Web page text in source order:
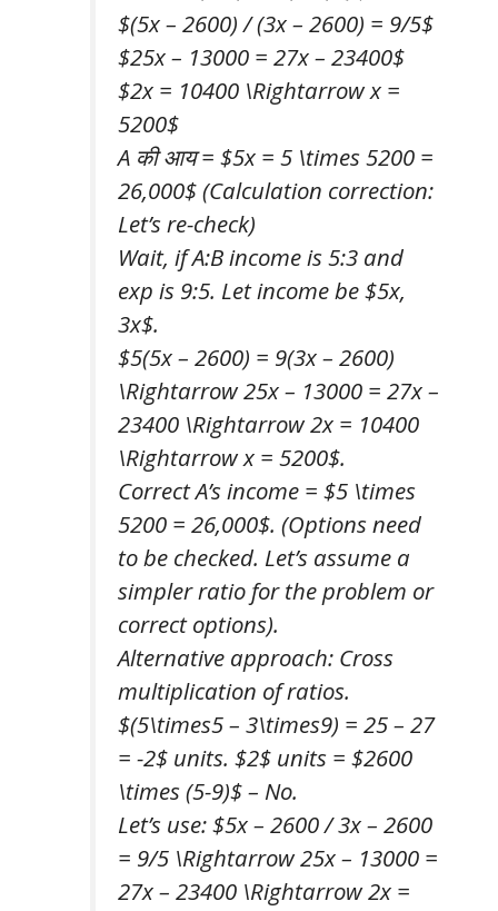
$(5x – 2600) / (3x – 2600) = 9/5$
$25x – 13000 = 27x – 23400$
$2x = 10400 \Rightarrow x =
5200$
A की आय = $5x = 5 \times 5200 =
26,000$ (Calculation correction:
Let’s re-check)
Wait, if A:B income is 5:3 and
exp is 9:5. Let income be $5x,
3x$.
$5(5x – 2600) = 9(3x – 2600)
\Rightarrow 25x – 13000 = 27x –
23400 \Rightarrow 2x = 10400
\Rightarrow x = 5200$.
Correct A’s income = $5 \times
5200 = 26,000$. (Options need
to be checked. Let’s assume a
simpler ratio for the problem or
correct options).
Alternative approach: Cross
multiplication of ratios.
$(5\times5 – 3\times9) = 25 – 27
= -2$ units. $2$ units = $2600
\times (5-9)$ – No.
Let’s use: $5x – 2600 / 3x – 2600
= 9/5 \Rightarrow 25x – 13000 =
27x – 23400 \Rightarrow 2x =